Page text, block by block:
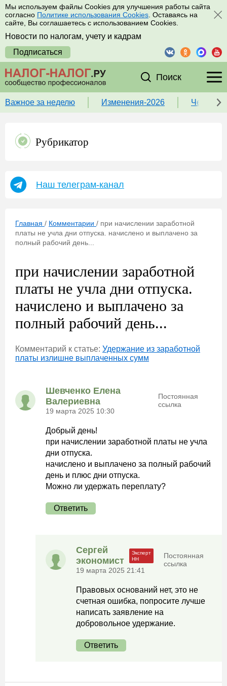
Мы используем файлы Cookies для улучшения работы сайта
согласно Политике использования Cookies . Оставаясь на
сайте, Вы соглашаетесь с использованием Cookies.
Новости по налогам, учету и кадрам
Подписаться
Поиск
Важное за неделю Изменения-2026 Чек-
Рубрикатор
Наш телеграм-канал
Главная / Комментарии / при начислении заработной
платы не учла дни отпуска. начислено и выплачено за
полный рабочий день...
при начислении заработной
платы не учла дни отпуска.
начислено и выплачено за
полный рабочий день...
Комментарий к статье: Удержание из заработной
платы излишне выплаченных сумм
Шевченко Елена
Валериевна
19 марта 2025 10:30
Постоянная
ссылка
Добрый день!
при начислении заработной платы не учла
дни отпуска.
начислено и выплачено за полный рабочий
день и плюс дни отпуска.
Можно ли удержать переплату?
Ответить
Сергей
экономист
19 марта 2025 21:41
Постоянная
ссылка
Правовых оснований нет, это не
счетная ошибка, попросите лучше
написать заявление на
добровольное удержание.
Ответить